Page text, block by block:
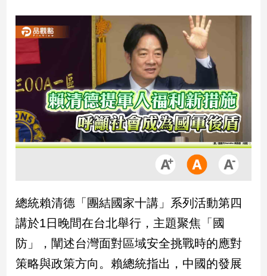
產
經/
市
房
地
品
政
治
政
治
焦
總統賴清德「團結國家十講」系列活動第四
講於1日晚間在台北舉行，主題聚焦「國
防」，闡述台灣面對區域安全挑戰時的應對
策略與政策方向。賴總統指出，中國的發展